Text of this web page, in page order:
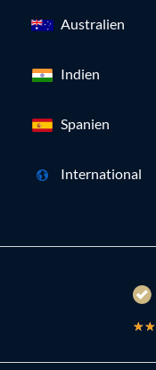
Australien
Indien
Spanien
International